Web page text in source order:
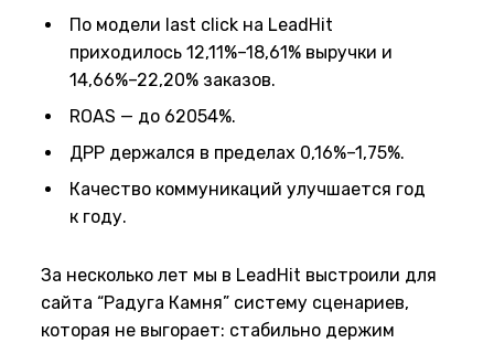
По модели last click на LeadHit
приходилось 12,11%–18,61% выручки и
14,66%–22,20% заказов.
ROAS — до 62054%.
ДРР держался в пределах 0,16%–1,75%.
Качество коммуникаций улучшается год
к году.
За несколько лет мы в LeadHit выстроили для
сайта “Радуга Камня” систему сценариев,
которая не выгорает: стабильно держим